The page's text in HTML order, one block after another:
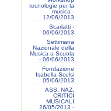
tecnologie per la
musica -
12/06/2013
Scarlatti -
06/06/2013
Settimana
Nazionale della
Musica a Scuola
- 06/06/2013
Fondazione
Isabella Scelsi
05/06/2013
ASS. NAZ.
CRITICI
MUSICALI
26/05/2013 -